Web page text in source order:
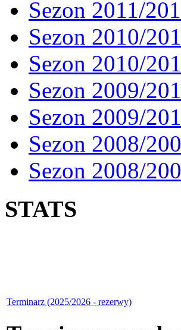
Sezon 2011/
Sezon 2010/
Sezon 2010/
Sezon 2009/
Sezon 2009/
Sezon 2008/
Sezon 2008/
STATS
Terminarz (2025/2026 - rezerwy)